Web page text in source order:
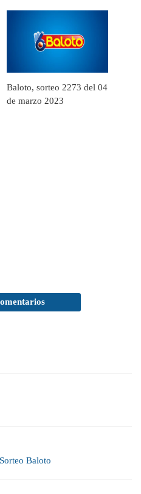
Baloto, sorteo 2273 del 04
de marzo 2023
Sorteo Baloto